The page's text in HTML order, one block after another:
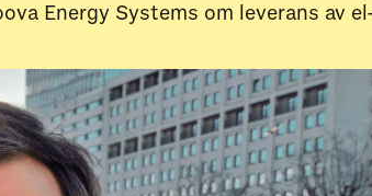
Energy Systems om leverans av